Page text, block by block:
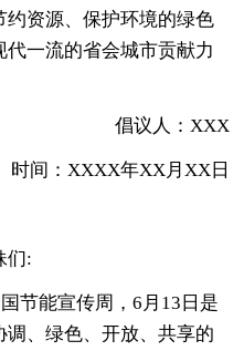
资源、保护环境的绿色
一流的省会城市贡献力
倡议人：XXX
间：XXXX年XX月XX日
们:
节能宣传周，6月13日是
、绿色、开放、共享的